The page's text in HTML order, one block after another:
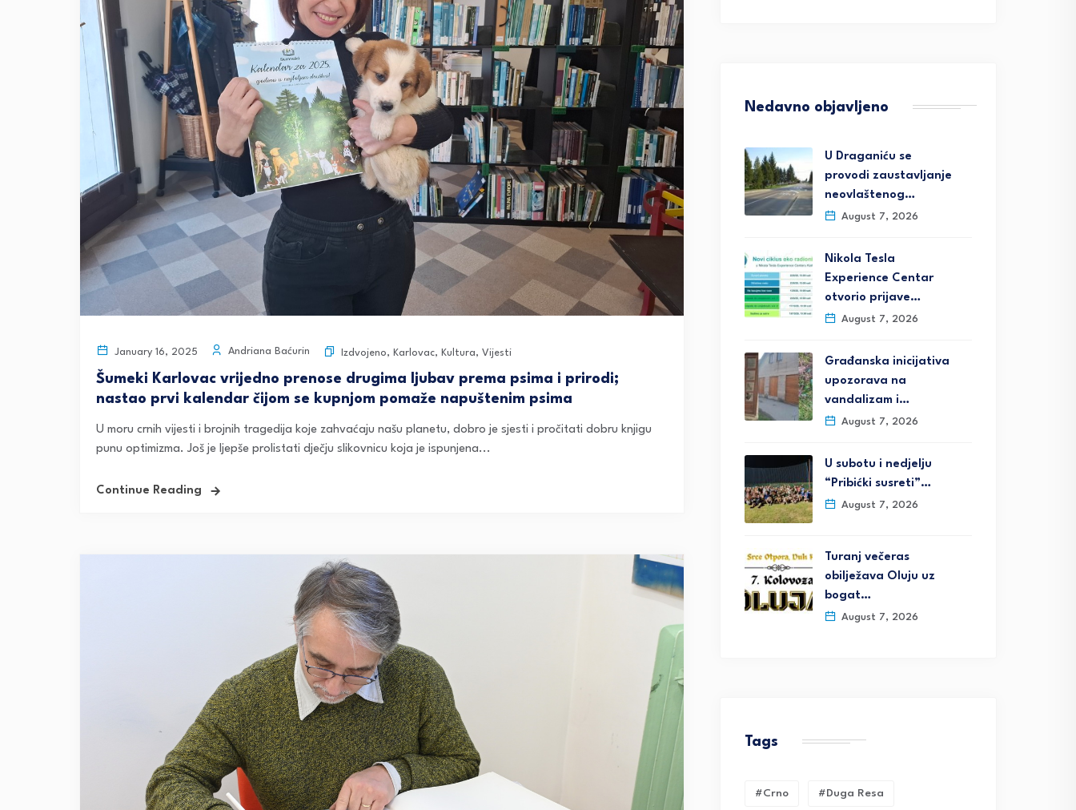
January 16, 2025 Andriana Baćurin Izdvojeno, Karlovac, Kultura, Vijesti
Šumeki Karlovac vrijedno prenose drugima ljubav prema psima i prirodi;
nastao prvi kalendar čijom se kupnjom pomaže napuštenim psima
U moru crnih vijesti i brojnih tragedija koje zahvaćaju našu planetu, dobro je sjesti i pročitati dobru knjigu
punu optimizma. Još je ljepše prolistati dječju slikovnicu koja je ispunjena...
Continue Reading
Nedavno objavljeno
U Draganiću se
provodi zaustavljanje
neovlaštenog…
August 7, 2026
Nikola Tesla
Experience Centar
otvorio prijave…
August 7, 2026
Građanska inicijativa
upozorava na
vandalizam i…
August 7, 2026
U subotu i nedjelju
“Pribićki susreti”…
August 7, 2026
Turanj večeras
obilježava Oluju uz
bogat…
August 7, 2026
Tags
#crno #duga Resa